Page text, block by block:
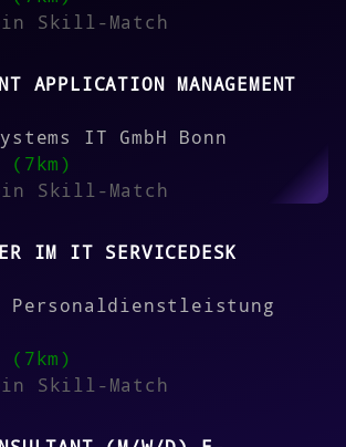
Skill-Match
APPLICATION MANAGEMENT
IT GmbH Bonn
(7km)
Skill-Match
IM IT SERVICEDESK
Personaldienstleistung
(7km)
Skill-Match